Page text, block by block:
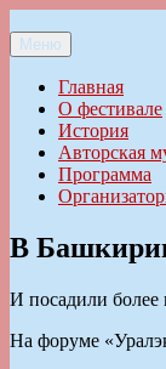
к
содержимому
Ильменский
Меню
Главная
О фестивале
История
Авторская
Программа
В
И посадили более
На форуме